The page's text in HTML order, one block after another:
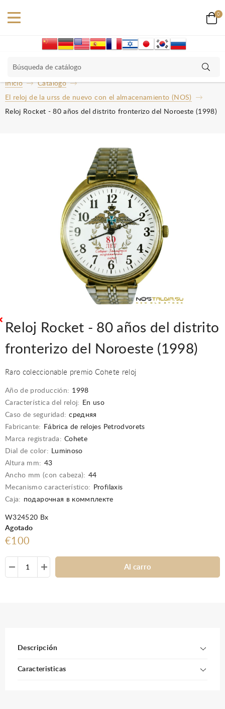
0
Inicio
Catalogo
El reloj de la urss de nuevo con el almacenamiento (NOS)
Reloj Rocket - 80 años del distrito fronterizo del Noroeste (1998)
Reloj Rocket - 80 años del distrito
fronterizo del Noroeste (1998)
Raro coleccionable premio Cohete reloj
Año de producción: 1998
Característica del reloj:
En uso
Caso de seguridad: средняя
Fabricante:
Fábrica de relojes Petrodvorets
Marca registrada: Cohete
Dial de color: Luminoso
Altura mm: 43
Ancho mm (con cabeza): 44
Mecanismo característico:
Profilaxis
Caja: подарочная в коммплекте
W324520 Вх
Agotado
€100
Al carro
Descripción
Caracteristicas